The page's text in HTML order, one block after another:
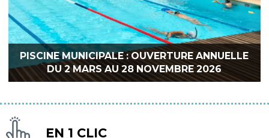
PISCINE MUNICIPALE : OUVERTURE ANNUELLE
DU 2 MARS AU 28 NOVEMBRE 2026
EN 1 CLIC